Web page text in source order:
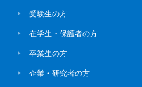
受験生の方
在学生・保護者の方
卒業生の方
企業・研究者の方